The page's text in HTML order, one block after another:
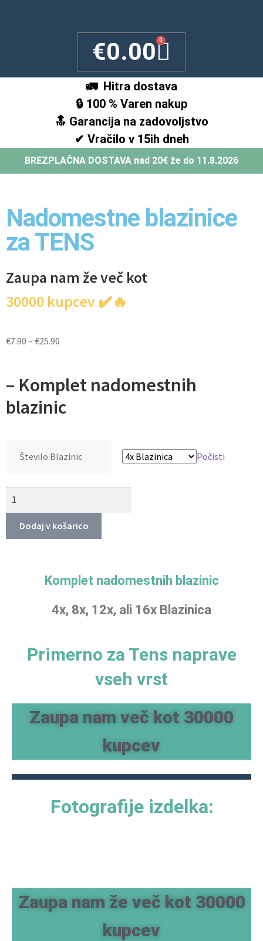
€0.00 0
🚛 Hitra dostava
🔒 100 % Varen nakup
🔝 Garancija na zadovoljstvo
✔ Vračilo v 15ih dneh
BREZPLAČNA DOSTAVA nad 20€ že do 11.8.2026
Nadomestne blazinice
za TENS
Zaupa nam že več kot
30000 kupcev ✔️🔥
€7.90 – €25.90
– Komplet nadomestnih
blazinic
Število Blazinic Počisti
Dodaj v košarico
Komplet nadomestnih blazinic
4x, 8x, 12x, ali 16x Blazinica
Primerno za Tens naprave
vseh vrst
Zaupa nam več kot 30000
kupcev
Fotografije izdelka:
Zaupa nam že več kot 30000
kupcev